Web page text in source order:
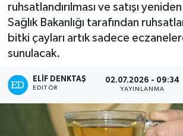
ruhsatlandırılması ve satışı
Sağlık Bakanlığı tarafından
bitki çayları artık sadece
sunulacak.
ELIF DENKTAŞ
EDITÖR
02.07.2026 - 09:34
YAYINLANMA
Teknoloji
Turizm
Haber Arşivi